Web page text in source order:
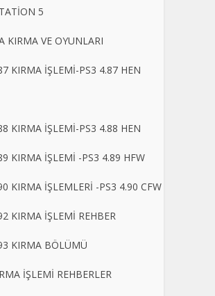
5
KIRMA VE OYUNLARI
KIRMA İŞLEMİ-PS3 4.87 HEN
KIRMA İŞLEMİ-PS3 4.88 HEN
KIRMA İŞLEMİ -PS3 4.89 HFW
KIRMA İŞLEMLERİ -PS3 4.90 CFW
KIRMA İŞLEMİ REHBER
KIRMA BÖLÜMÜ
İŞLEMİ REHBERLER